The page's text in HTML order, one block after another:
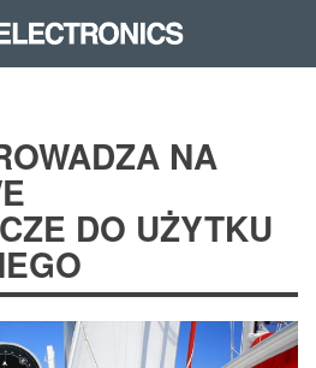
NA
DO UŻYTKU